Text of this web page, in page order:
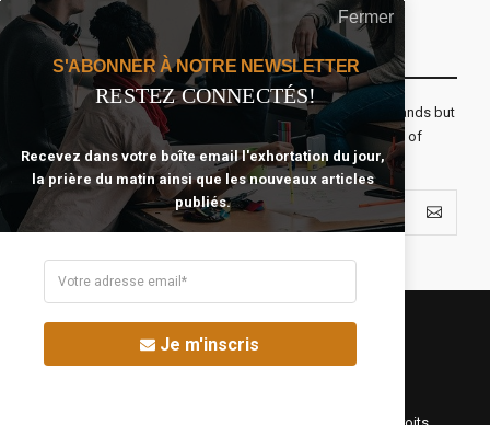
Recevoir Notre Newsletter Chaque Matin
The real voyage of discovery consists not in seeking new lands but
seeing with new eyes. All journeys have secret destinations of
which the traveler is unaware.
Fermer
S'ABONNER À NOTRE NEWSLETTER
RESTEZ CONNECTÉS!
Recevez dans votre boîte email l'exhortation du jour,
la prière du matin ainsi que les nouveaux articles
publiés.
Je m'inscris